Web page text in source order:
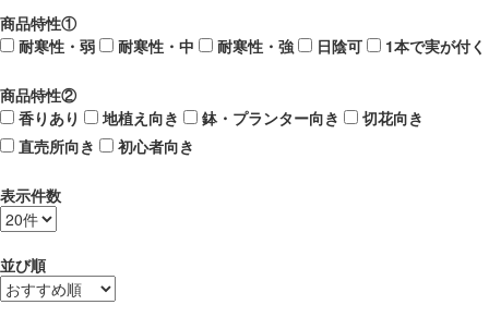
商品特性①
耐寒性・弱
耐寒性・中 耐寒性・強 日陰可 1本で実が付く
商品特性②
香りあり
地植え向き 鉢・プランター向き
切花向き
直売所向き
初心者向き
表示件数
並び順